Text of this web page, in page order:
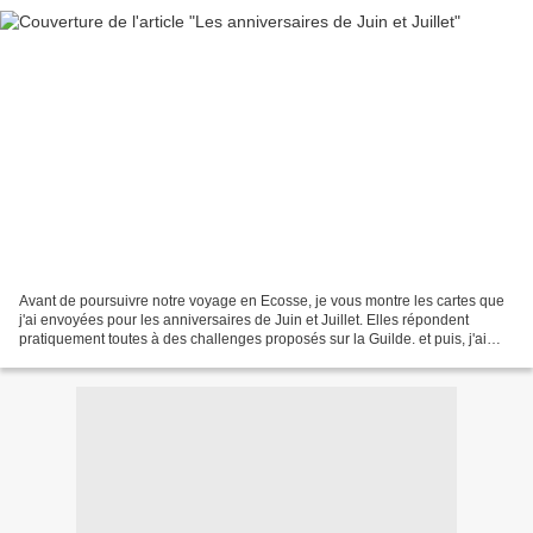
Avant de poursuivre notre voyage en Ecosse, je vous montre les cartes que
j'ai envoyées pour les anniversaires de Juin et Juillet. Elles répondent
pratiquement toutes à des challenges proposés sur la Guilde. et puis, j'ai